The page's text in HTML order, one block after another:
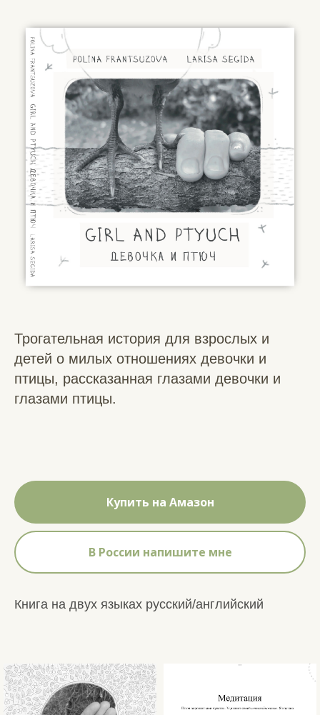
Трогательная история для взрослых и
детей о милых отношениях девочки и
птицы, рассказанная глазами девочки и
глазами птицы.
Купить на Амазон
В России напишите мне
Книга на двух языках русский/английский